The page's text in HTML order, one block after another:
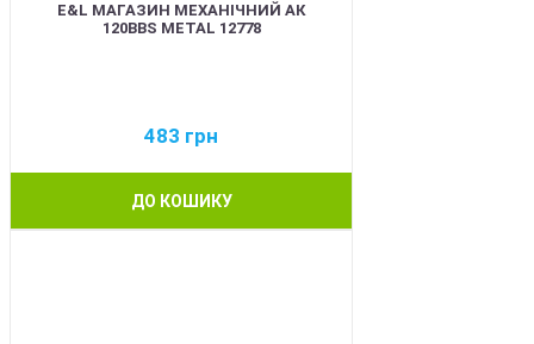
E&L МАГАЗИН МЕХАНІЧНИЙ АК
120BBS METAL 12778
483 грн
ДО КОШИКУ